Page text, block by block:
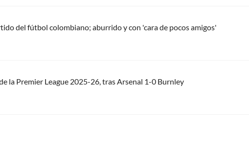
del fútbol colombiano; aburrido y con 'cara de pocos amigos'
la Premier League 2025-26, tras Arsenal 1-0 Burnley